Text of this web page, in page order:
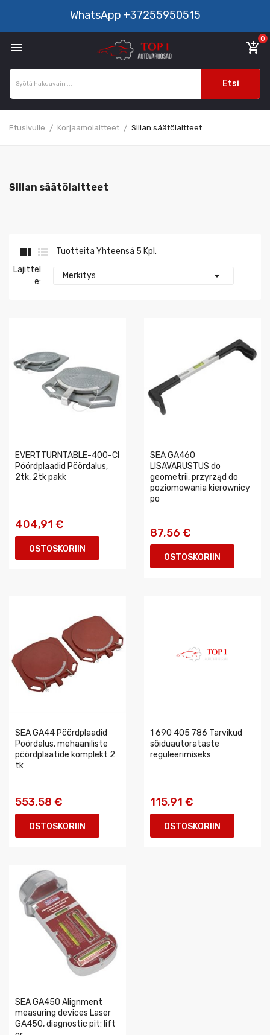
WhatsApp +37255950515
 add_shopping_cart
0
Etsi
Etusivulle Korjaamolaitteet Sillan säätölaitteet
Sillan säätölaitteet
 
Tuotteita Yhteensä 5 Kpl.
Lajittel
E:
Merkitys 
EVERTTURNTABLE-400-CI
Pöördplaadid Pöördalus,
2tk, 2tk pakk
404,91 €
OSTOSKORIIN
SEA GA460
LISAVARUSTUS do
geometrii, przyrząd do
poziomowania kierownicy
po
87,56 €
OSTOSKORIIN
SEA GA44 Pöördplaadid
Pöördalus, mehaaniliste
pöördplaatide komplekt 2
tk
553,58 €
OSTOSKORIIN
1 690 405 786 Tarvikud
sõiduautorataste
reguleerimiseks
115,91 €
OSTOSKORIIN
SEA GA450 Alignment
measuring devices Laser
GA450, diagnostic pit: lift